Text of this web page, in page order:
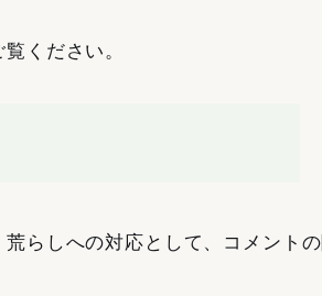
覧ください。
らしへの対応として、コメント